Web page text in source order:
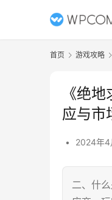
首页 游戏攻略
《绝
应与市
• 2024年
二、什